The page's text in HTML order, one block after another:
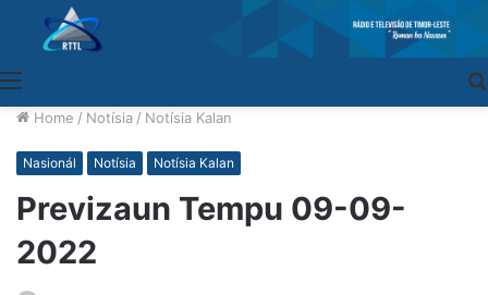
Home / Notísia / Notísia Kalan
Nasionál Notísia Notísia Kalan
Previzaun Tempu 09-09-
2022